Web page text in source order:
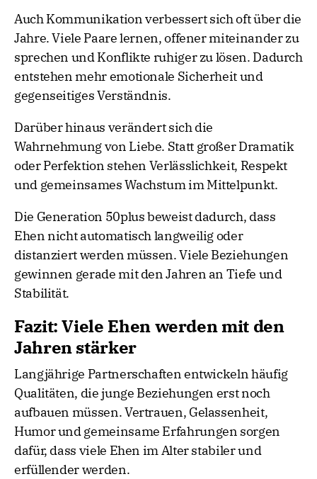
Auch Kommunikation verbessert sich oft über die
Jahre. Viele Paare lernen, offener miteinander zu
sprechen und Konflikte ruhiger zu lösen. Dadurch
entstehen mehr emotionale Sicherheit und
gegenseitiges Verständnis.
Darüber hinaus verändert sich die
Wahrnehmung von Liebe. Statt großer Dramatik
oder Perfektion stehen Verlässlichkeit, Respekt
und gemeinsames Wachstum im Mittelpunkt.
Die Generation 50plus beweist dadurch, dass
Ehen nicht automatisch langweilig oder
distanziert werden müssen. Viele Beziehungen
gewinnen gerade mit den Jahren an Tiefe und
Stabilität.
Fazit: Viele Ehen werden mit den
Jahren stärker
Langjährige Partnerschaften entwickeln häufig
Qualitäten, die junge Beziehungen erst noch
aufbauen müssen. Vertrauen, Gelassenheit,
Humor und gemeinsame Erfahrungen sorgen
dafür, dass viele Ehen im Alter stabiler und
erfüllender werden.